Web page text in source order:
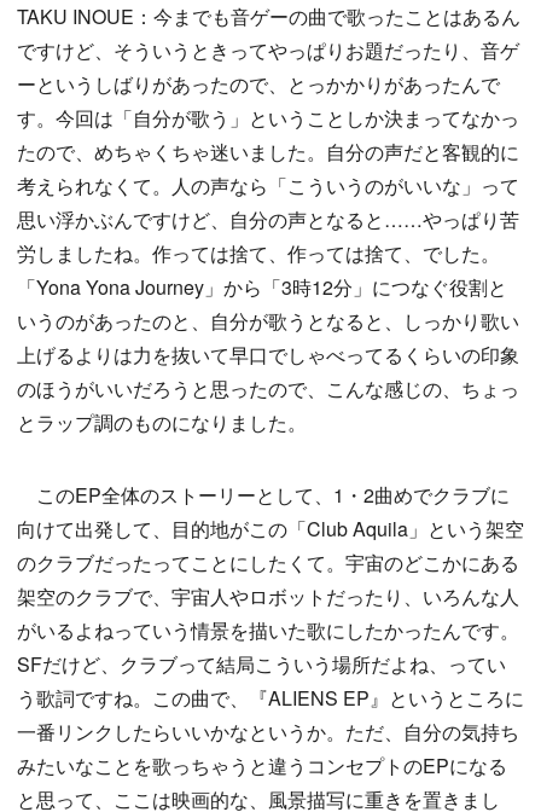
TAKU INOUE：今までも音ゲーの曲で歌ったことはあるん
ですけど、そういうときってやっぱりお題だったり、音ゲ
ーというしばりがあったので、とっかかりがあったんで
す。今回は「自分が歌う」ということしか決まってなかっ
たので、めちゃくちゃ迷いました。自分の声だと客観的に
考えられなくて。人の声なら「こういうのがいいな」って
思い浮かぶんですけど、自分の声となると……やっぱり苦
労しましたね。作っては捨て、作っては捨て、でした。
「Yona Yona Journey」から「3時12分」につなぐ役割と
いうのがあったのと、自分が歌うとなると、しっかり歌い
上げるよりは力を抜いて早口でしゃべってるくらいの印象
のほうがいいだろうと思ったので、こんな感じの、ちょっ
とラップ調のものになりました。
このEP全体のストーリーとして、1・2曲めでクラブに
向けて出発して、目的地がこの「Club Aquila」という架空
のクラブだったってことにしたくて。宇宙のどこかにある
架空のクラブで、宇宙人やロボットだったり、いろんな人
がいるよねっていう情景を描いた歌にしたかったんです。
SFだけど、クラブって結局こういう場所だよね、ってい
う歌詞ですね。この曲で、『ALIENS EP』というところに
一番リンクしたらいいかなというか。ただ、自分の気持ち
みたいなことを歌っちゃうと違うコンセプトのEPになる
と思って、ここは映画的な、風景描写に重きを置きまし